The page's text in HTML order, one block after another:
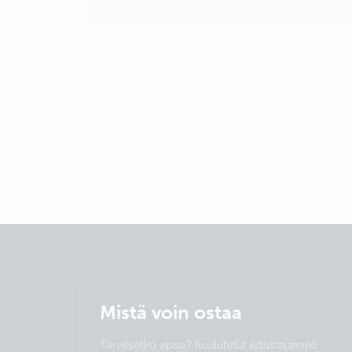
Mistä voin ostaa
Tarvitsetko apua? Koulutetut edustajamme